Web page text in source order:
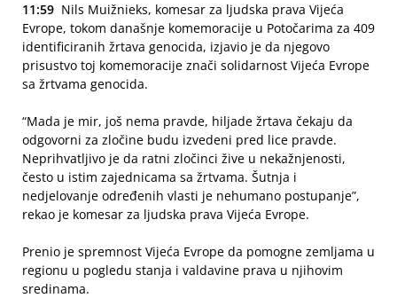
11:59 Nils Muižnieks, komesar za ljudska prava Vijeća
Evrope, tokom današnje komemoracije u Potočarima za 409
identificiranih žrtava genocida, izjavio je da njegovo
prisustvo toj komemoracije znači solidarnost Vijeća Evrope
sa žrtvama genocida.
“Mada je mir, još nema pravde, hiljade žrtava čekaju da
odgovorni za zločine budu izvedeni pred lice pravde.
Neprihvatljivo je da ratni zločinci žive u nekažnjenosti,
često u istim zajednicama sa žrtvama. Šutnja i
nedjelovanje određenih vlasti je nehumano postupanje”,
rekao je komesar za ljudska prava Vijeća Evrope.
Prenio je spremnost Vijeća Evrope da pomogne zemljama u
regionu u pogledu stanja i valdavine prava u njihovim
sredinama.